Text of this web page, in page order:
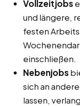
Vollzeitjobs
und längere,
festen
einschließen.
Nebenjobs
sich an
lassen,